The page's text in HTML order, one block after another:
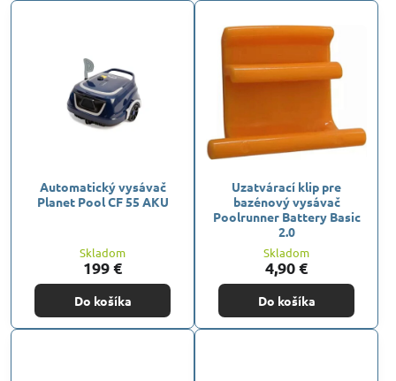
Automatický vysávač
Planet Pool CF 55 AKU
Skladom
199 €
Do košíka
Uzatvárací klip pre
bazénový vysávač
Poolrunner Battery Basic
2.0
Skladom
4,90 €
Do košíka